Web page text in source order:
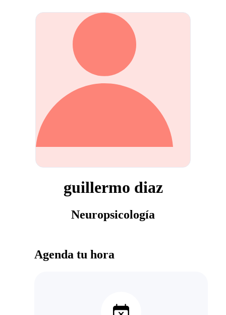
guillermo diaz
Neuropsicología
Agenda tu hora